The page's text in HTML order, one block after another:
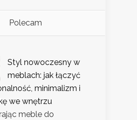
Polecam
Styl nowoczesny w
meblach: jak łączyć
minimalizm i
we wnętrzu
meble do